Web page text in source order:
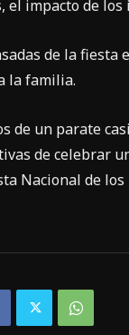
el impacto de
de la
la familia.
de un parate
de celebrar
Nacional de